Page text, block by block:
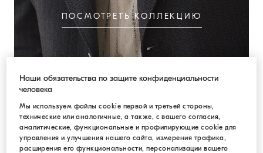
ПОСМОТРЕТЬ КОЛЛЕКЦИЮ
Наши обязательства по защите конфиденциальности
человека
Мы используем файлы cookie первой и третьей стороны,
технические или аналогичные, а также, с вашего согласия,
аналитические, функциональные и профилирующие cookie для
управления и улучшения нашего сайта, измерения трафика,
расширения его функциональности, персонализации вашего